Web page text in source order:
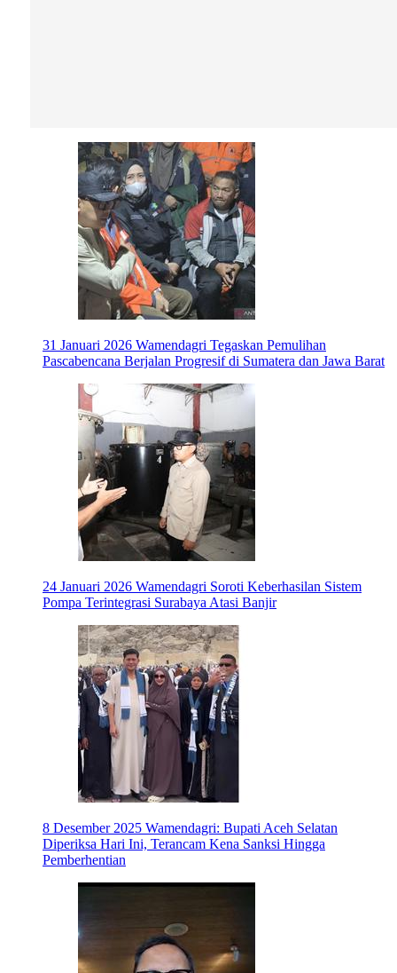
31 Januari 2026 Wamendagri Tegaskan Pemulihan
Pascabencana Berjalan Progresif di Sumatera dan Jawa Barat
24 Januari 2026 Wamendagri Soroti Keberhasilan Sistem
Pompa Terintegrasi Surabaya Atasi Banjir
8 Desember 2025 Wamendagri: Bupati Aceh Selatan
Diperiksa Hari Ini, Terancam Kena Sanksi Hingga
Pemberhentian